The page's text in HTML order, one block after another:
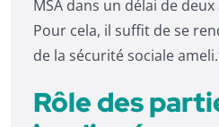
MSA dans un délai de
Pour cela, il suffit de se
de la sécurité sociale
Rôle des